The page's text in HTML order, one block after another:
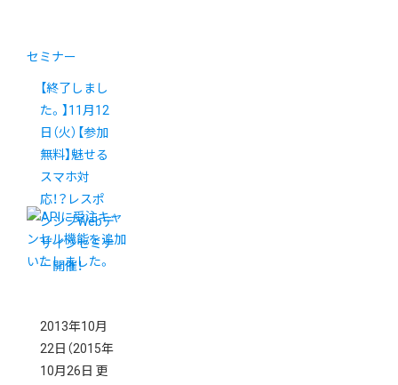
セミナー
【終了しまし
た。】11月12
日（火）【参加
無料】魅せる
スマホ対
応！？レスポ
ンシブWebデ
ザインセミナ
ー開催！
2013年10月
22日 （2015年
10月26日 更